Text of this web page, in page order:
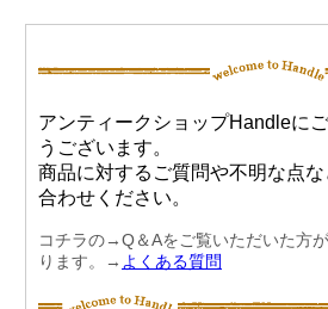
アンティークショップHandleに
うございます。
商品に対するご質問や不明な点
合わせください。
コチラの→Q＆Aをご覧いただいた方
ります。→ よくある質問